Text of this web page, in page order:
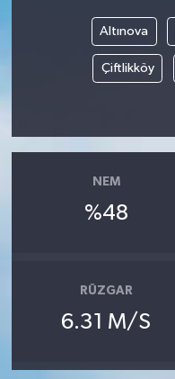
Altınova
Çiftlikköy
NEM
%48
RÜZGAR
6.31 M/S